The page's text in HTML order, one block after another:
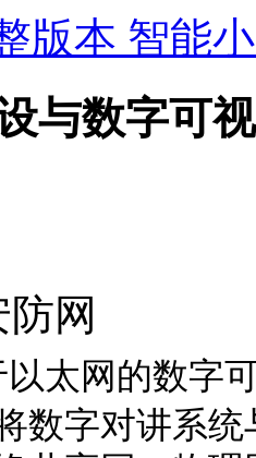
版本 智能
与数字可
网
以太网的数字
数字对讲系